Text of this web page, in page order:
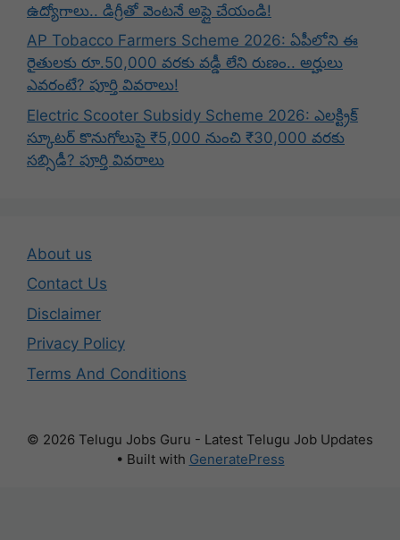
ఉద్యోగాలు.. డిగ్రీతో వెంటనే అప్లై చేయండి!
AP Tobacco Farmers Scheme 2026: ఏపీలోని ఈ
రైతులకు రూ.50,000 వరకు వడ్డీ లేని రుణం.. అర్హులు
ఎవరంటే? పూర్తి వివరాలు!
Electric Scooter Subsidy Scheme 2026: ఎలక్ట్రిక్
స్కూటర్ కొనుగోలుపై ₹5,000 నుంచి ₹30,000 వరకు
సబ్సిడీ? పూర్తి వివరాలు
About us
Contact Us
Disclaimer
Privacy Policy
Terms And Conditions
© 2026 Telugu Jobs Guru - Latest Telugu Job Updates
• Built with GeneratePress